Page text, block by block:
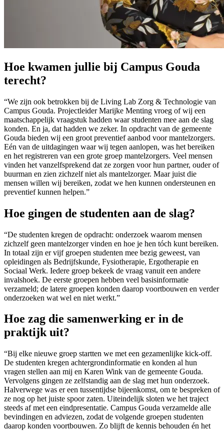
Hoe kwamen jullie bij Campus Gouda
terecht?
“We zijn ook betrokken bij de Living Lab Zorg & Technologie van
Campus Gouda. Projectleider Marijke Menting vroeg of wij een
maatschappelijk vraagstuk hadden waar studenten mee aan de slag
konden. En ja, dat hadden we zeker. In opdracht van de gemeente
Gouda bieden wij een groot preventief aanbod voor mantelzorgers.
Eén van de uitdagingen waar wij tegen aanlopen, was het bereiken
en het registreren van een grote groep mantelzorgers. Veel mensen
vinden het vanzelfsprekend dat ze zorgen voor hun partner, ouder of
buurman en zien zichzelf niet als mantelzorger. Maar juist die
mensen willen wij bereiken, zodat we hen kunnen ondersteunen en
preventief kunnen helpen.”
Hoe gingen de studenten aan de slag?
“De studenten kregen de opdracht: onderzoek waarom mensen
zichzelf geen mantelzorger vinden en hoe je hen tóch kunt bereiken.
In totaal zijn er vijf groepen studenten mee bezig geweest, van
opleidingen als Bedrijfskunde, Fysiotherapie, Ergotherapie en
Sociaal Werk. Iedere groep bekeek de vraag vanuit een andere
invalshoek. De eerste groepen hebben veel basisinformatie
verzameld; de latere groepen konden daarop voortbouwen en verder
onderzoeken wat wel en niet werkt.”
Hoe zag die samenwerking er in de
praktijk uit?
“Bij elke nieuwe groep startten we met een gezamenlijke kick-off.
De studenten kregen achtergrondinformatie en konden al hun
vragen stellen aan mij en Karen Wink van de gemeente Gouda.
Vervolgens gingen ze zelfstandig aan de slag met hun onderzoek.
Halverwege was er een tussentijdse bijeenkomst, om te bespreken of
ze nog op het juiste spoor zaten. Uiteindelijk sloten we het traject
steeds af met een eindpresentatie. Campus Gouda verzamelde alle
bevindingen en adviezen, zodat de volgende groepen studenten
daarop konden voortbouwen. Zo blijft de kennis behouden én het